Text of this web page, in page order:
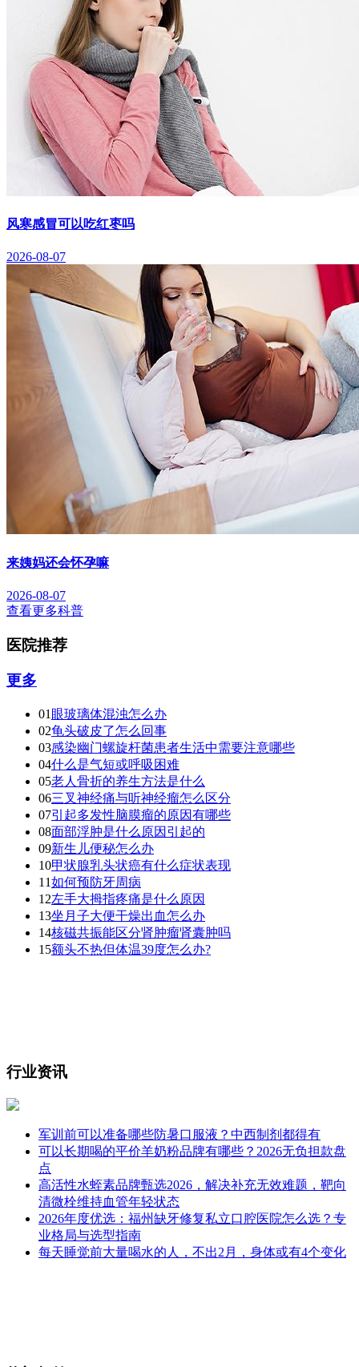
风寒感冒可以吃红枣吗
2026-08-07
来姨妈还会怀孕嘛
2026-08-07
查看更多科普
医院推荐
更多
01 眼玻璃体混浊怎么办
02龟头破皮了怎么回事
03感染幽门螺旋杆菌患者生活中需要注意哪些
04什么是气短或呼吸困难
05老人骨折的养生方法是什么
06三叉神经痛与听神经瘤怎么区分
07引起多发性脑膜瘤的原因有哪些
08面部浮肿是什么原因引起的
09新生儿便秘怎么办
10甲状腺乳头状癌有什么症状表现
11如何预防牙周病
12左手大拇指疼痛是什么原因
13坐月子大便干燥出血怎么办
14核磁共振能区分肾肿瘤肾囊肿吗
15额头不热但体温39度怎么办?
行业资讯
军训前可以准备哪些防暑口服液？中西制剂都得有
可以长期喝的平价羊奶粉品牌有哪些？2026无负担款盘
点
高活性水蛭素品牌甄选2026，解决补充无效难题，靶向
清微栓维持血管年轻状态
2026年度优选：福州缺牙修复私立口腔医院怎么选？专
业格局与选型指南
每天睡觉前大量喝水的人，不出2月，身体或有4个变化